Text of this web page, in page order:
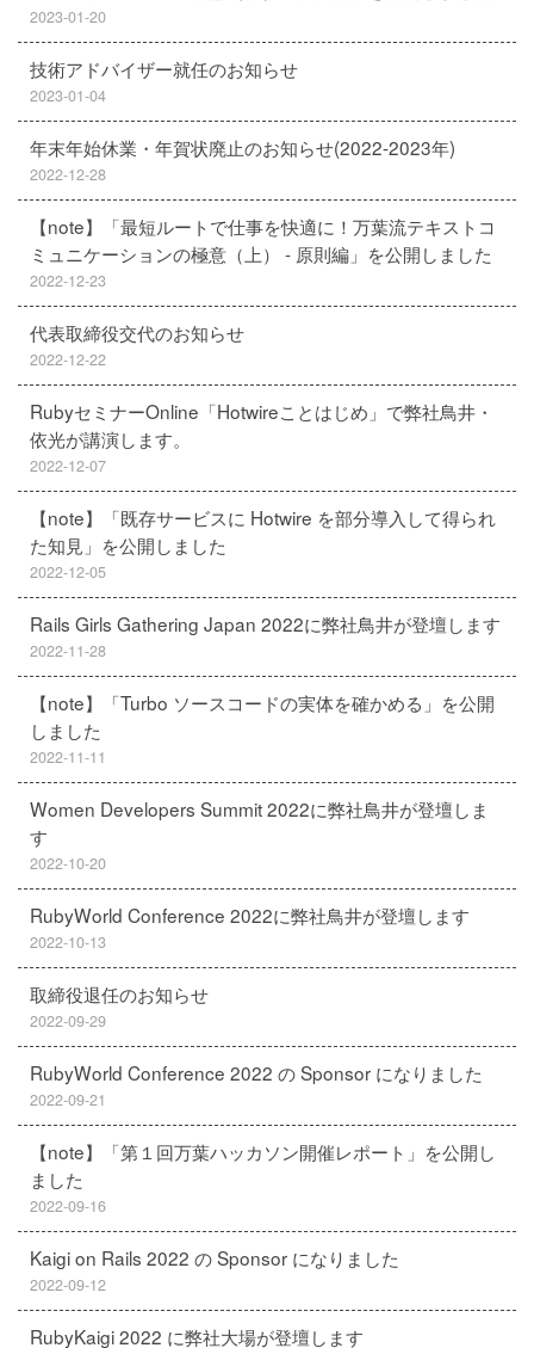
2023-01-20
技術アドバイザー就任のお知らせ
2023-01-04
年末年始休業・年賀状廃止のお知らせ(2022-2023年)
2022-12-28
【note】「最短ルートで仕事を快適に！万葉流テキストコ
ミュニケーションの極意（上） - 原則編」を公開しました
2022-12-23
代表取締役交代のお知らせ
2022-12-22
RubyセミナーOnline「Hotwireことはじめ」で弊社鳥井・
依光が講演します。
2022-12-07
【note】「既存サービスに Hotwire を部分導入して得られ
た知見」を公開しました
2022-12-05
Rails Girls Gathering Japan 2022に弊社鳥井が登壇します
2022-11-28
【note】「Turbo ソースコードの実体を確かめる」を公開
しました
2022-11-11
Women Developers Summit 2022に弊社鳥井が登壇しま
す
2022-10-20
RubyWorld Conference 2022に弊社鳥井が登壇します
2022-10-13
取締役退任のお知らせ
2022-09-29
RubyWorld Conference 2022 の Sponsor になりました
2022-09-21
【note】「第１回万葉ハッカソン開催レポート」を公開し
ました
2022-09-16
Kaigi on Rails 2022 の Sponsor になりました
2022-09-12
RubyKaigi 2022 に弊社大場が登壇します